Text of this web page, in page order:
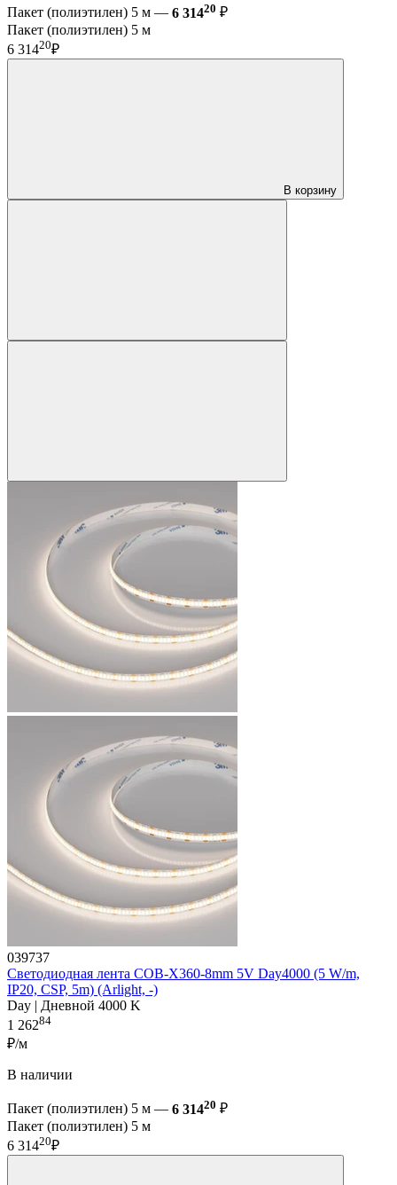
Пакет (полиэтилен) 5 м — 6 31420 ₽
Пакет (полиэтилен) 5 м
6 31420₽
В корзину
039737
Светодиодная лента COB-X360-8mm 5V Day4000 (5 W/m,
IP20, CSP, 5m) (Arlight, -)
Day | Дневной 4000 K
1 26284
₽/м
В наличии
Пакет (полиэтилен) 5 м — 6 31420 ₽
Пакет (полиэтилен) 5 м
6 31420₽